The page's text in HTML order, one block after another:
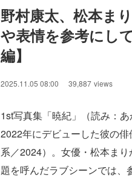
野村康太、松本ま
や表情を参考にし
編】
2025.11.05 08:00 39,887 views
1st写真集「暁紀」（読み：
2022年にデビューした彼の
系／2024）。女優・松本ま
題を呼んだラブシーンでは、